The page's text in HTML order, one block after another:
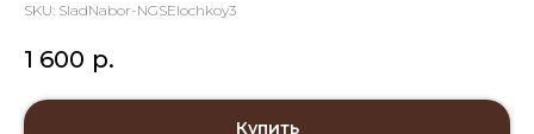
SKU: SladNabor-NGSElochkoy3
1 600 р.
Купить